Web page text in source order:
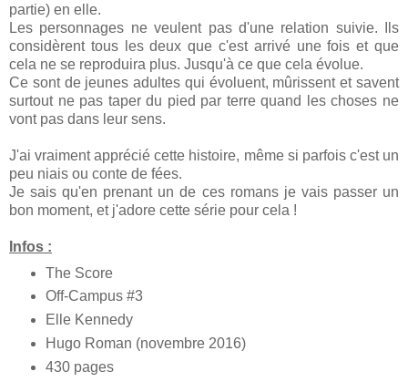
partie) en elle.
Les personnages ne veulent pas d'une relation suivie. Ils
considèrent tous les deux que c'est arrivé une fois et que
cela ne se reproduira plus. Jusqu'à ce que cela évolue.
Ce sont de jeunes adultes qui évoluent, mûrissent et savent
surtout ne pas taper du pied par terre quand les choses ne
vont pas dans leur sens.
J'ai vraiment apprécié cette histoire, même si parfois c'est un
peu niais ou conte de fées.
Je sais qu'en prenant un de ces romans je vais passer un
bon moment, et j'adore cette série pour cela !
Infos :
The Score
Off-Campus #3
Elle Kennedy
Hugo Roman (novembre 2016)
430 pages